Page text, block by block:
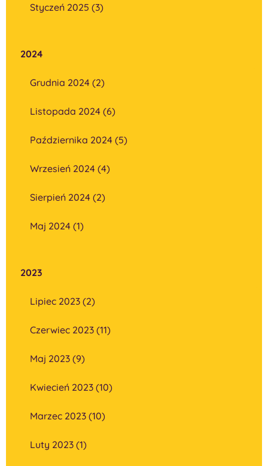
Styczeń 2025 (3)
2024
Grudnia 2024 (2)
Listopada 2024 (6)
Października 2024 (5)
Wrzesień 2024 (4)
Sierpień 2024 (2)
Maj 2024 (1)
2023
Lipiec 2023 (2)
Czerwiec 2023 (11)
Maj 2023 (9)
Kwiecień 2023 (10)
Marzec 2023 (10)
Luty 2023 (1)